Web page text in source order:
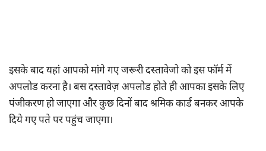
इसके बाद यहां आपको मांगे गए जरूरी दस्तावेजो को इस फॉर्म में
अपलोड करना है। बस दस्तावेज़ अपलोड होते ही आपका इसके लिए
पंजीकरण हो जाएगा और कुछ दिनों बाद श्रमिक कार्ड बनकर आपके
दिये गए पते पर पहुंच जाएगा।